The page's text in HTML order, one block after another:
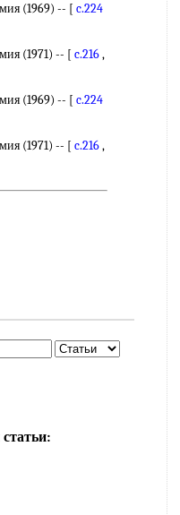
(1969) -- [ c.224
(1971) -- [ c.216,
(1969) -- [ c.224
(1971) -- [ c.216,